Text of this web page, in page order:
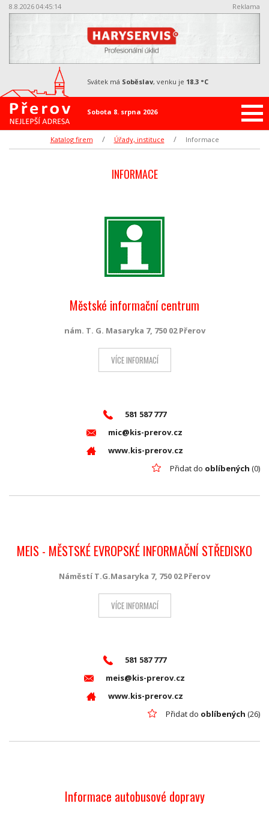
8.8.2026 04:45:14 Reklama
Sobota 8. srpna 2026
svátek má Soběslav, venku je 18.3 °C
Katalog firem Úřady, instituce Informace
INFORMACE
Městské informační centrum
nám. T. G. Masaryka 7, 750 02 Přerov
VÍCE INFORMACÍ
581 587 777
mic@kis-prerov.cz
www.kis-prerov.cz
Přidat do oblíbených (0)
MEIS - MĚSTSKÉ EVROPSKÉ INFORMAČNÍ STŘEDISKO
Náměstí T.G.Masaryka 7, 750 02 Přerov
VÍCE INFORMACÍ
581 587 777
meis@kis-prerov.cz
www.kis-prerov.cz
Přidat do oblíbených (26)
Informace autobusové dopravy